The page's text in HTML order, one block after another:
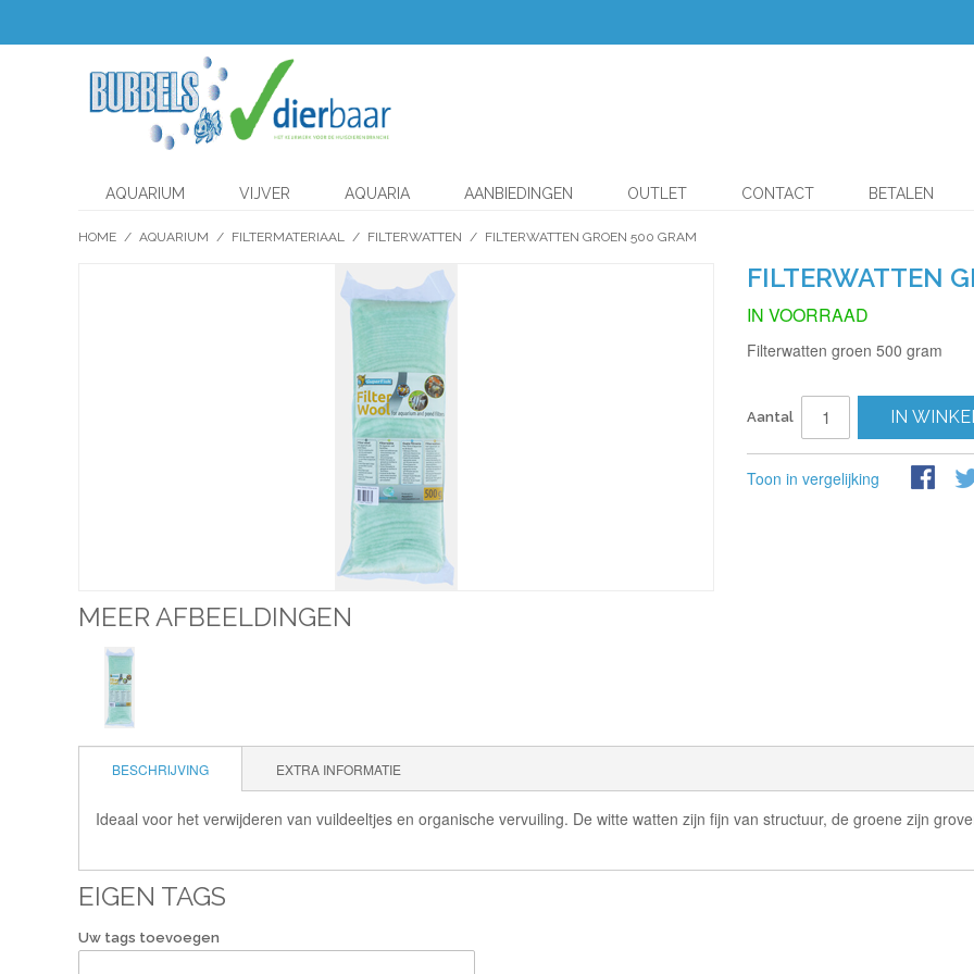
AQUARIUM VIJVER AQUARIA AANBIEDINGEN OUTLET CONTACT BETALEN
HOME / AQUARIUM / FILTERMATERIAAL / FILTERWATTEN / FILTERWATTEN GROEN 500 GRAM
MEER AFBEELDINGEN
FILTERWATTEN
IN VOORRAAD
Filterwatten groen 500 gram
Aantal IN
Toon in vergelijking
BESCHRIJVING EXTRA INFORMATIE
Ideaal voor het verwijderen van vuil­deeltjes en organische vervuiling. De witte watten zijn fijn van structuur, de groene zijn
EIGEN TAGS
Uw tags toevoegen